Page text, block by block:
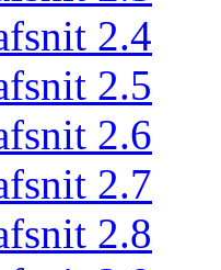
2.4
2.5
2.6
2.7
2.8